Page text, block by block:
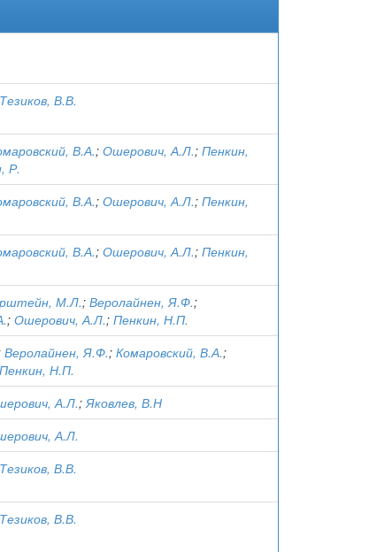
Тезиков, В.В.
В.А.; Ошерович, А.Л.; Пенкин,
Р.
В.А.; Ошерович, А.Л.; Пенкин,
В.А.; Ошерович, А.Л.; Пенкин,
М.Л.; Веролайнен, Я.Ф.;
; Ошерович, А.Л.; Пенкин, Н.П.
Веролайнен, Я.Ф.; Комаровский, В.А.;
Пенкин, Н.П.
А.Л.;Яковлев, В.Н
А.Л.
Тезиков, В.В.
Тезиков, В.В.